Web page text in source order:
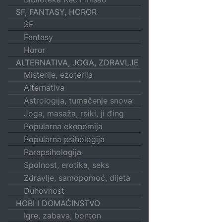
SF, FANTASY, HOROR
SF
Fantasy
Horor
ALTERNATIVA, JOGA, ZDRAVLJE
Misterije, ezoterija
Alternativa
Astrologija, tumačenje snova
Joga, masaža, reiki, ji đing
Popularna ekonomija
Popularna psihologija
Parapsihologija
Spolnost, erotika, seks
Zdravlje, samopomoć, dijeta
Duhovnost
HOBI I DOMAĆINSTVO
Igre, zabava, bonton